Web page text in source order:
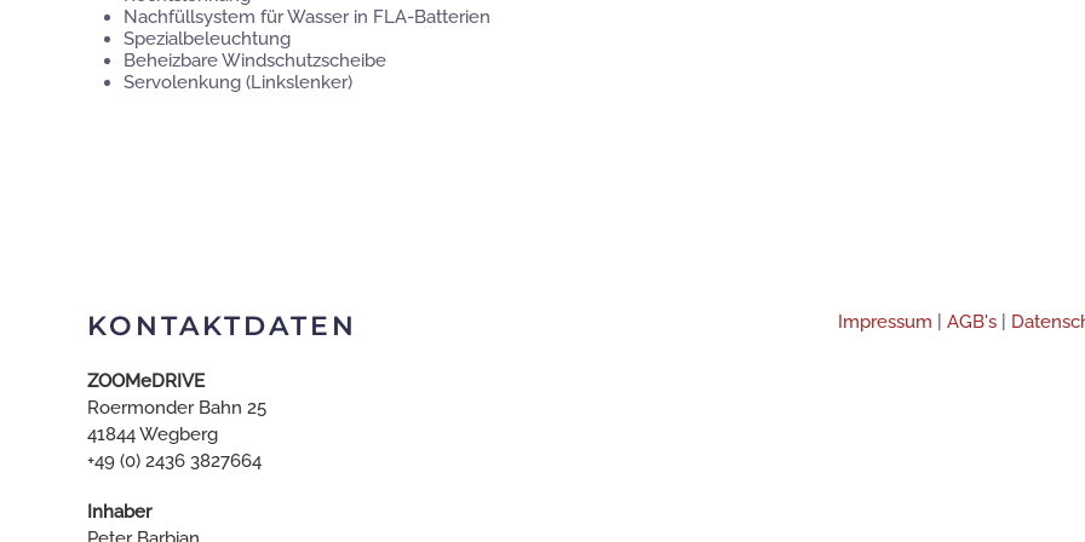
Nachfüllsystem für Wasser in FLA-Batterien
Spezialbeleuchtung
Beheizbare Windschutzscheibe
Servolenkung (Linkslenker)
KONTAKTDATEN
ZOOMeDRIVE
Roermonder Bahn 25
41844 Wegberg
+49 (0) 2436 3827664
Inhaber
Impressum AGB's